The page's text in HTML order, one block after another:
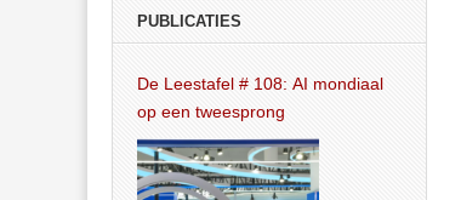
PUBLICATIES
De Leestafel # 108: AI mondiaal
op een tweesprong